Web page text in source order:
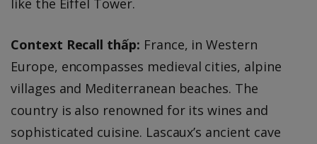
Context Recall thấp: France, in Western
Europe, encompasses medieval cities, alpine
villages and Mediterranean beaches. The
country is also renowned for its wines and
sophisticated cuisine. Lascaux’s ancient cave